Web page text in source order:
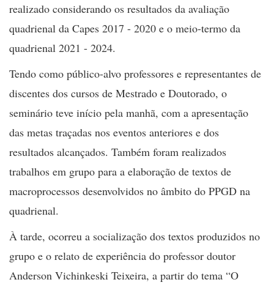
realizado considerando os resultados da avaliação
quadrienal da Capes 2017 - 2020 e o meio-termo da
quadrienal 2021 - 2024.
Tendo como público-alvo professores e representantes de
discentes dos cursos de Mestrado e Doutorado, o
seminário teve início pela manhã, com a apresentação
das metas traçadas nos eventos anteriores e dos
resultados alcançados. Também foram realizados
trabalhos em grupo para a elaboração de textos de
macroprocessos desenvolvidos no âmbito do PPGD na
quadrienal.
À tarde, ocorreu a socialização dos textos produzidos no
grupo e o relato de experiência do professor doutor
Anderson Vichinkeski Teixeira, a partir do tema “O